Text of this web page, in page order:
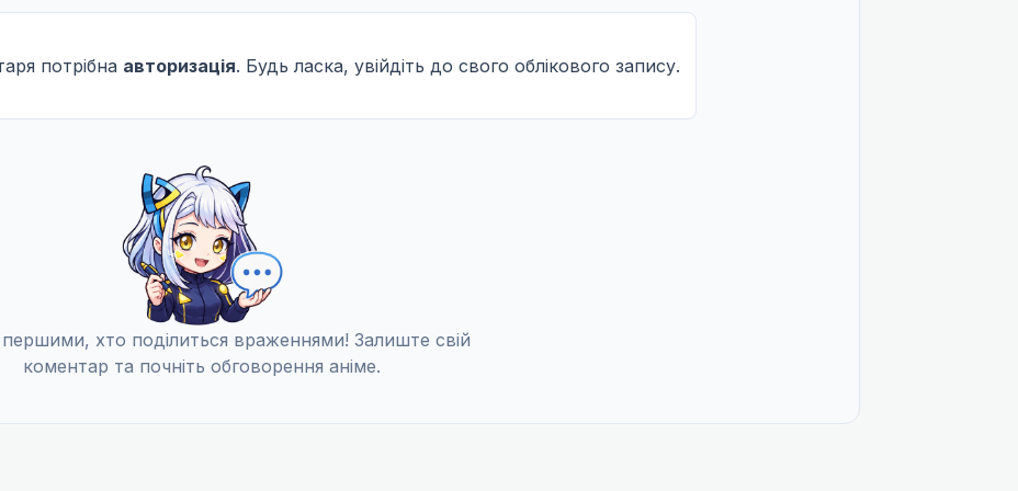
потрібна авторизація. Будь ласка, увійдіть до свого облікового запису.
хто поділиться враженнями! Залиште свій
коментар та почніть обговорення аніме.